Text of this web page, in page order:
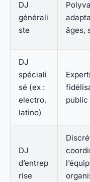
DJ
générali
ste
âges,
DJ
spéciali
sé (ex :
electro,
latino)
public
DJ
d’entrep
rise